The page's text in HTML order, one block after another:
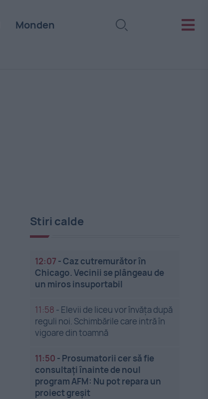
Monden
Stiri calde
12:07 -Caz cutremurător în
Chicago. Vecinii se plângeau de
un miros insuportabil
11:58 - Elevii de liceu vor învăța după
reguli noi. Schimbările care intră în
vigoare din toamnă
11:50 - Prosumatorii cer să fie
consultați înainte de noul
program AFM: Nu pot repara un
proiect greșit